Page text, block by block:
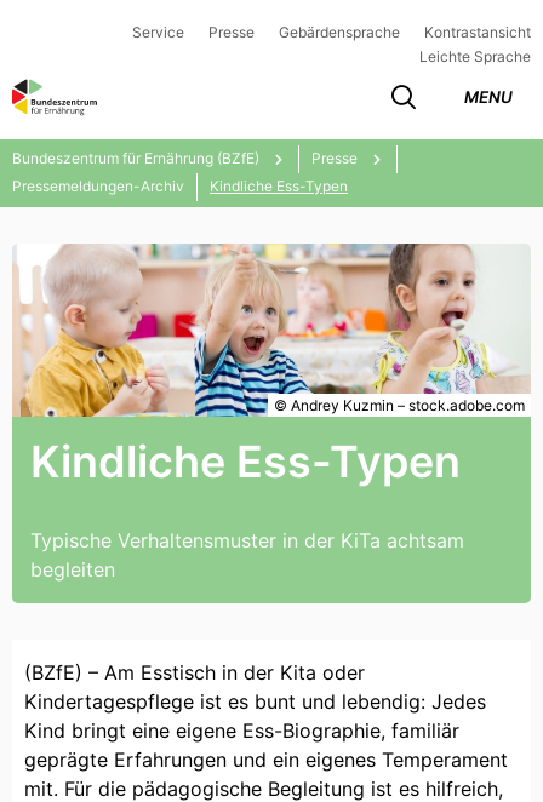
Service Presse Gebärdensprache
Kontrastansicht
Leichte Sprache
MENU
Bundeszentrum für Ernährung (BZfE)
Presse
Pressemeldungen-Archiv
Kindliche Ess-Typen
Kindliche Ess-Typen
Typische Verhaltensmuster in der KiTa achtsam
begleiten
© Andrey Kuzmin – stock.adobe.com
(BZfE) – Am Esstisch in der Kita oder
Kindertagespflege ist es bunt und lebendig: Jedes
Kind bringt eine eigene Ess-Biographie, familiär
geprägte Erfahrungen und ein eigenes Temperament
mit. Für die pädagogische Begleitung ist es hilfreich,